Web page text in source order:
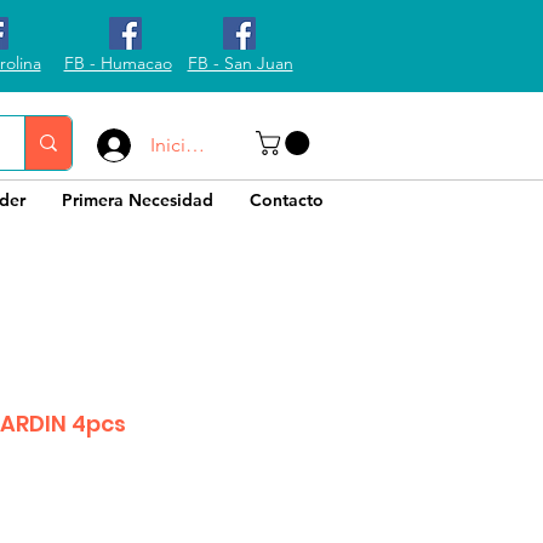
FB - Humacao FB - San Juan
Iniciar sesión
Primera Necesidad Contacto
4pcs